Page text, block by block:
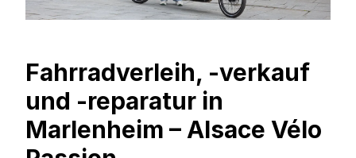
Fahrradverleih, -verkauf
und -reparatur in
Marlenheim – Alsace Vélo